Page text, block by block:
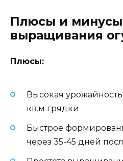
Плюсы и минусы
выращивания
Плюсы:
Высокая урожайность
кв.м грядки
Быстрое
через 35-45 дней